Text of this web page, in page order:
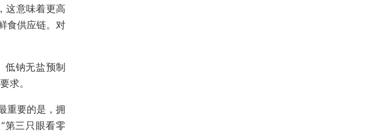
这意味着更高
食供应链。对
低钠无盐预制
求。
重要的是，拥
第三只眼看零